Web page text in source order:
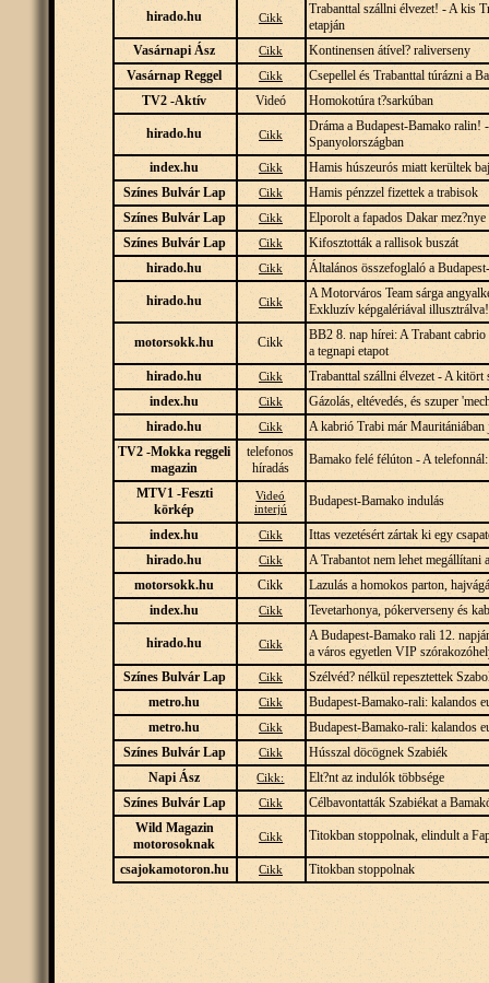
hirado.hu Cikk
Trabanttal szállni élvezet! - A kis
etapján
Vasárnapi Ász
Cikk
Kontinensen átível? raliverseny
Vasárnap Reggel
Cikk
Csepellel és Trabanttal túrázni a
TV2 -Aktív
Videó Homokotúra t?sarkúban
hirado.hu Cikk
Dráma a Budapest-Bamako ralin!
Spanyolországban
index.hu
Cikk
Hamis húszeurós miatt kerültek
Színes Bulvár Lap
Cikk
Hamis pénzzel fizettek a trabisok
Színes Bulvár Lap
Cikk
Elporolt a fapados Dakar mez?nye
Színes Bulvár Lap
Cikk
Kifosztották a rallisok buszát
hirado.hu
Cikk Általános összefoglaló a
hirado.hu Cikk
A Motorváros Team sárga
Exkluzív képgalériával illusztrálva!
motorsokk.hu Cikk
BB2 8. nap hírei: A Trabant
a tegnapi etapot
hirado.hu
Cikk
Trabanttal szállni élvezet - A kitört
index.hu
Cikk
Gázolás, eltévedés, és szuper
hirado.hu
Cikk
A kabrió Trabi már Mauritániában
TV2 -Mokka reggeli
magazin
telefonos
híradás
Bamako felé félúton - A
MTV1 -Feszti
körkép
Videó
interjú
Budapest-Bamako indulás
index.hu Cikk
Ittas vezetésért zártak ki egy
hirado.hu
Cikk
A Trabantot nem lehet megállítani
motorsokk.hu
Cikk
Lazulás a homokos parton,
index.hu
Cikk Tevetarhonya, pókerverseny és
hirado.hu Cikk
A Budapest-Bamako rali 12.
a város egyetlen VIP
Színes Bulvár Lap
Cikk
Szélvéd? nélkül repesztettek
metro.hu
Cikk
Budapest-Bamako-rali: kalandos
metro.hu
Cikk
Budapest-Bamako-rali: kalandos
Színes Bulvár Lap
Cikk
Hússzal döcögnek Szabiék
Napi Ász
Cikk:
Elt?nt az indulók többsége
Színes Bulvár Lap
Cikk
Célbavontatták Szabiékat a
Wild Magazin
motorosoknak
Cikk Titokban stoppolnak, elindult a
csajokamotoron.hu Cikk Titokban stoppolnak